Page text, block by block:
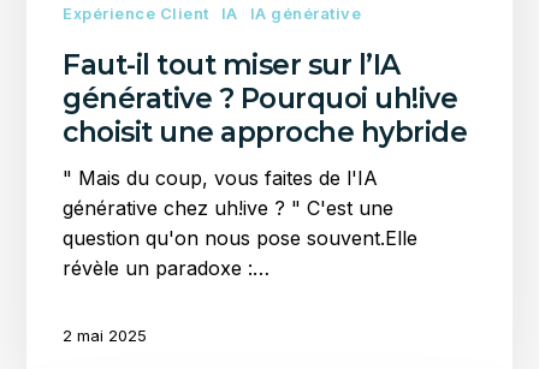
choisit
approche
hybride
Expérience Client IA IA générative
Faut-il tout miser sur l’IA
générative ? Pourquoi uh!ive
choisit une approche hybride
" Mais du coup, vous faites de l'IA
générative chez uh!ive ? " C'est une
question qu'on nous pose souvent.Elle
révèle un paradoxe :…
2 mai 2025